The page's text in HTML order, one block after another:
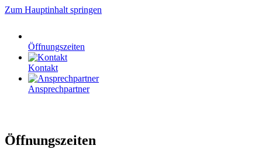
Zum Hauptinhalt springen
Öffnungszeiten
Kontakt
Ansprechpartner
Öffnungszeiten